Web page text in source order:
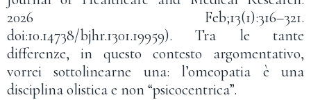
2026 Feb;13(1):316–321.
doi:10.14738/bjhr.1301.19959). Tra le tante
differenze, in questo contesto argomentativo,
vorrei sottolinearne una: l’omeopatia è una
disciplina olistica e non “psicocentrica”.